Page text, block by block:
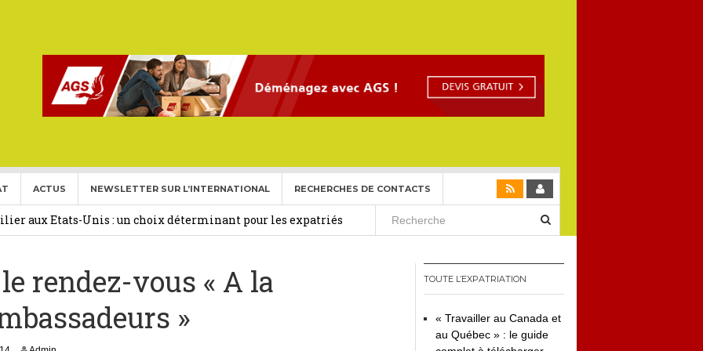
ACTUS NEWSLETTER SUR L’INTERNATIONAL RECHERCHES DE CONTACTS
aux Etats Unis pour l’année 2026-2027. 27 février 2026
aux Etats-Unis : un choix déterminant pour les expatriés
Expatriés
2 novembre 2024
rendez-vous « A la
»
TOUTE L’EXPATRIATION
« Travailler au Canada et
au Québec » : le guide